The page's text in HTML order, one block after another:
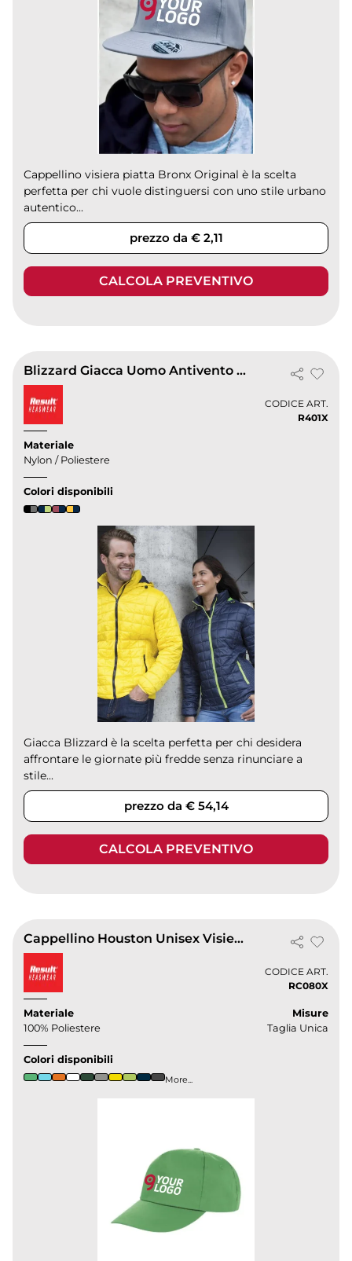
Cappellino visiera piatta Bronx Original è la scelta
perfetta per chi vuole distinguersi con uno stile urbano
autentico...
prezzo da € 2,11
CALCOLA PREVENTIVO
Blizzard Giacca Uomo Antivento Impermeabile
CODICE ART.
R401X
Materiale
Nylon / Poliestere
Colori disponibili
Giacca Blizzard è la scelta perfetta per chi desidera
affrontare le giornate più fredde senza rinunciare a
stile...
prezzo da € 54,14
CALCOLA PREVENTIVO
Cappellino Houston Unisex Visiera Precurvata
CODICE ART.
RC080X
Materiale
100% Poliestere
Misure
Taglia Unica
Colori disponibili
More...